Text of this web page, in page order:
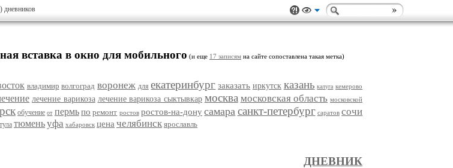
дневников
вставка в окно для мобильного (и еще 17 записям на сайте сопоставлена такая метка)
владимир волгоград воронеж для екатеринбург заказать иркутск казань калуга кемерово
лечение варикоза лечение варикоза сыктывкар москва московская область московской
обучение от пермь по ремонт ростов ростов-на-дону самара санкт-петербург саратов сочи
тула тюменьуфа хабаровск цена челябинск ярославль
ДНЕВНИК